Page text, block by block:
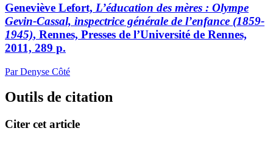
Geneviève Lefort, L’éducation des mères : Olympe
Gevin-Cassal, inspectrice générale de l’enfance (1859-
1945), Rennes, Presses de l’Université de Rennes,
2011, 289 p.
Par Denyse Côté
Outils de citation
Citer cet article